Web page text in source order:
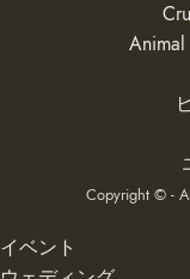
Copyright © -
イベント